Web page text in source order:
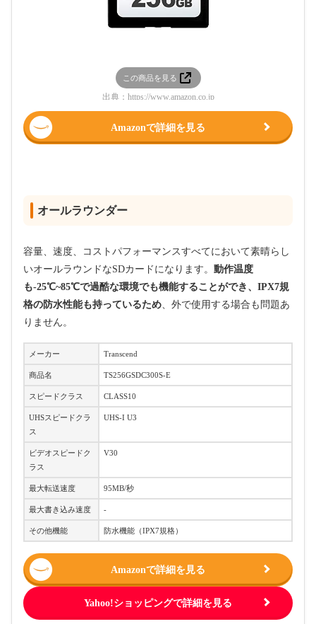
この商品を見る
出典： https://www.amazon.co.jp
Amazonで詳細を見る
オールラウンダー
容量、速度、コストパフォーマンスすべてにおいて素晴らし
いオールラウンドなSDカードになります。 動作温度
も-25℃~85℃で過酷な環境でも機能することができ、IPX7規
格の防水性能も持っているため 、外で使用する場合も問題あ
りません。
メーカー Transcend
商品名 TS256GSDC300S-E
スピードクラス CLASS10
UHSスピードクラ
ス
UHS-I U3
ビデオスピードク
ラス
V30
最大転送速度 95MB/秒
最大書き込み速度 ‐
その他機能 防水機能（IPX7規格）
Amazonで詳細を見る
Yahoo!ショッピングで詳細を見る